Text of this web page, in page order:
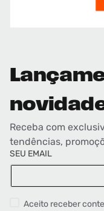
Receba com
tendências,
SEU EMAIL
Aceito receber